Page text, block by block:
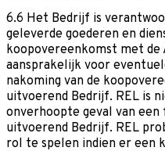
6.6 Het Bedrijf is
geleverde goederen en
koopovereenkomst met de
aansprakelijk voor
nakoming van de
uitvoerend Bedrijf. REL is
onverhoopte geval van
uitvoerend Bedrijf. REL
rol te spelen indien er een